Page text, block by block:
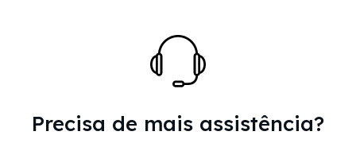
Precisa de mais assistência?